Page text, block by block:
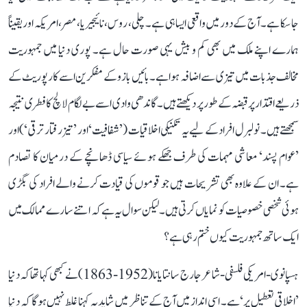
جا سکا ہے۔ آج کے دور میں واقعی ایسا ہی ہے۔ چلی، روس، نائیجیریا، مصر، امریکہ اور یقیناً
ہمارے اپنے ملک میں بھی کم و بیش یہی صورت حال ہے۔ پوری دنیا میں جمہوریت
مخالف جذبات میں تیزی سے اضافہ ہوا ہے۔ بائیں بازو کے مفکرین اسے کارپوریٹ کے
ذریعے اقتدار پر قبضہ کے طور پر دیکھتے ہیں۔ گاندھی وادی اسے بے لگام لالچ کا فطری نتیجہ
سمجھتے ہیں۔ نو لبرل افراد کے لیے یہ تکنیکی اخلاقیات (’شفافیت‘ اور ’تیز رفتار ترقی‘) اور
’عوام پسند‘ معاشی مہمات کی طرف جھکے ہوئے سیاسی ڈھانچے کے درمیان کا تصادم
ہے۔ ان کے علاوہ بھی تشریحات ہیں جو قوموں کی قیادت کرنے والے افراد کی بگڑی
ہوئی شخصی خصوصیات کو نمایاں کرتی ہیں۔ لیکن سوال یہ ہے کہ اتنے سارے ممالک میں
ایک ساتھ جمہوریت کیوں ختم رہی ہے؟
ہسپانوی-امریکی فلسفی-شاعر جارج سانتایانا (1952-1863) نے کبھی کہا تھا کہ دنیا
’اخلاقی تعطیل پر‘ ہے۔ اسی انداز میں آج کے تناظر میں شاید یہ کہنا غلط نہیں ہوگا کہ دنیا